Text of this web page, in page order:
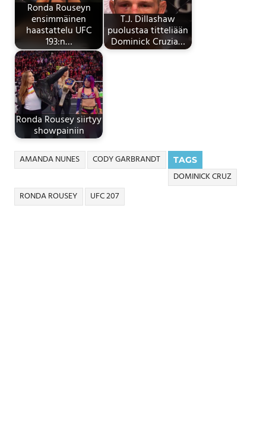
Ronda Rouseyn
ensimmäinen
haastattelu UFC
193:n…
T.J. Dillashaw
puolustaa titteliään
Dominick Cruzia…
Ronda Rousey siirtyy
showpainiin
TAGS
AMANDA NUNES
CODY GARBRANDT
DOMINICK CRUZ
RONDA ROUSEY
UFC 207